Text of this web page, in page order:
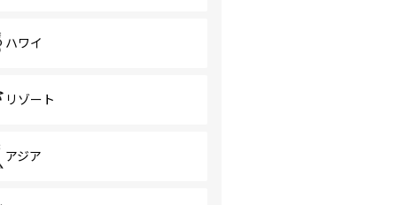
ハワイ
リゾート
アジア